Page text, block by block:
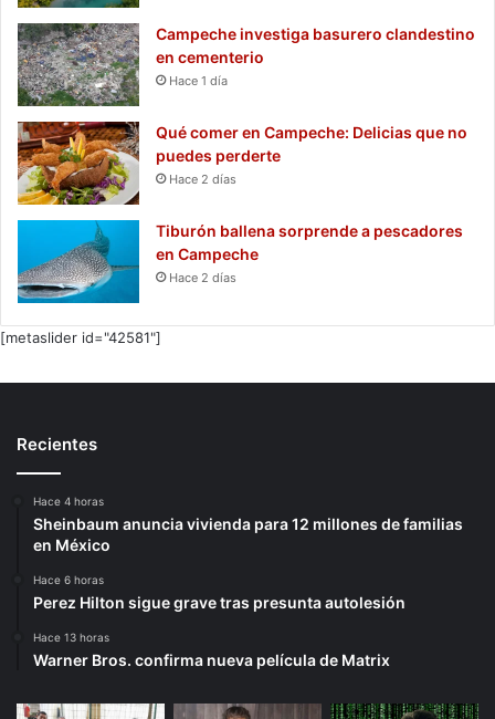
Campeche investiga basurero clandestino
en cementerio
Hace 1 día
Qué comer en Campeche: Delicias que no
puedes perderte
Hace 2 días
Tiburón ballena sorprende a pescadores
en Campeche
Hace 2 días
[metaslider id="42581"]
Recientes
Hace 4 horas
Sheinbaum anuncia vivienda para 12 millones de familias
en México
Hace 6 horas
Perez Hilton sigue grave tras presunta autolesión
Hace 13 horas
Warner Bros. confirma nueva película de Matrix